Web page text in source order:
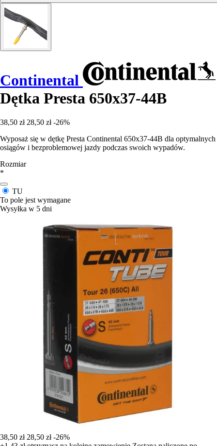
Continental
Dętka Presta 650x37-44B
38,50 zł 28,50 zł -26%
Wyposaż się w dętkę Presta Continental 650x37-44B dla optymalnych
osiągów i bezproblemowej jazdy podczas swoich wypadów.
Rozmiar
*
TU
To pole jest wymagane
Wysyłka w 5 dni
38,50 zł 28,50 zł -26%